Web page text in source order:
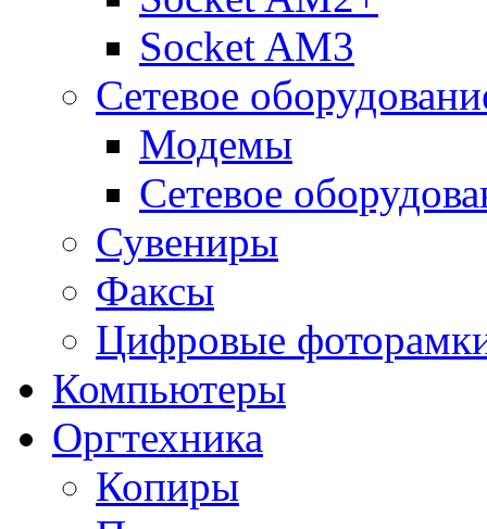
Socket AM3
Сетевое
Модемы
Сетевое
Сувениры
Факсы
Цифровые
Компьютеры
Оргтехника
Копиры